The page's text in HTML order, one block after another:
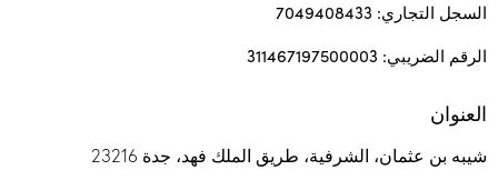
السجل التجاري: 7049408433
الرقم الضريبي: 311467197500003
العنوان
شيبه بن عثمان، الشرفية، طريق الملك فهد، جدة 23216